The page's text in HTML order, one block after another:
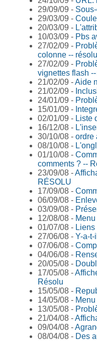
29/09/09 -
29/03/09 -
20/03/09 -
10/03/09 - Pbs
27/02/09 -
colonne -- résolu
27/02/09 -
vignettes flash
21/02/09 -Aide
21/02/09 -
24/01/09 -
15/01/09 -
02/01/09 - Liste
16/12/08 -
30/10/08 - ordre
08/10/08 -
01/10/08 -
comments ? --
23/09/08 -
RÉSOLU
17/09/08 -
06/09/08 -
03/09/08 -
12/08/08 -
01/07/08 -
27/06/08 - Y-a-t-
07/06/08 -
04/06/08 -
20/05/08 -
17/05/08 -
Résolu
15/05/08 -
14/05/08 -
13/05/08 -
21/04/08 -
09/04/08 -
08/04/08 - Des